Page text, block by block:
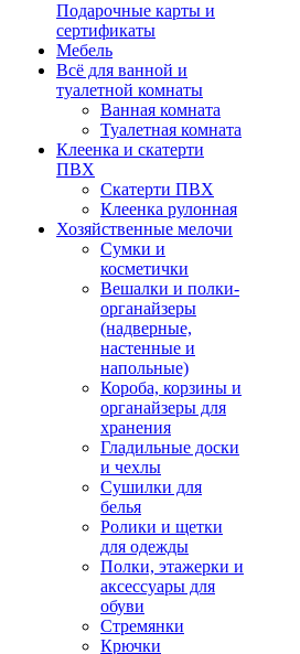
Подарочные карты и
сертификаты
Мебель
Всё для ванной и
туалетной комнаты
Ванная комната
Туалетная комната
Клеенка и скатерти
ПВХ
Скатерти ПВХ
Клеенка рулонная
Хозяйственные мелочи
Сумки и
косметички
Вешалки и полки-
органайзеры
(надверные,
настенные и
напольные)
Короба, корзины и
органайзеры для
хранения
Гладильные доски
и чехлы
Сушилки для
белья
Ролики и щетки
для одежды
Полки, этажерки и
аксессуары для
обуви
Стремянки
Крючки